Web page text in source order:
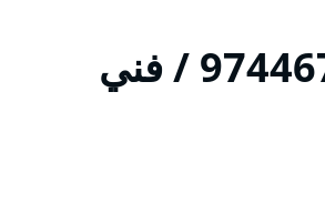
كهربائي مدينة جابر الاحمد / 97446767 / فني